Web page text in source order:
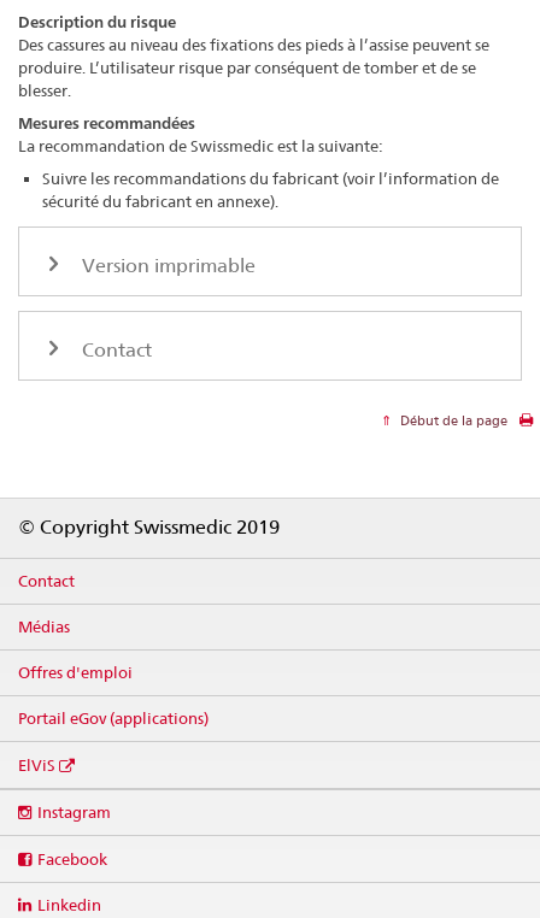
Description du risque
Des cassures au niveau des fixations des pieds à l’assise peuvent se
produire. L’utilisateur risque par conséquent de tomber et de se
blesser.
Mesures recommandées
La recommandation de Swissmedic est la suivante:
Suivre les recommandations du fabricant (voir l’information de
sécurité du fabricant en annexe).
Version imprimable
Contact
Début de la page
© Copyright Swissmedic 2019
Contact
Médias
Offres d'emploi
Portail eGov (applications)
ElViS
media
Instagram
Facebook
Linkedin